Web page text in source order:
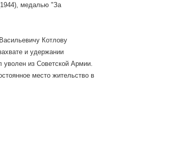
медалью "За
Котлову
и удержании
уволен из Советской Армии.
место жительство в